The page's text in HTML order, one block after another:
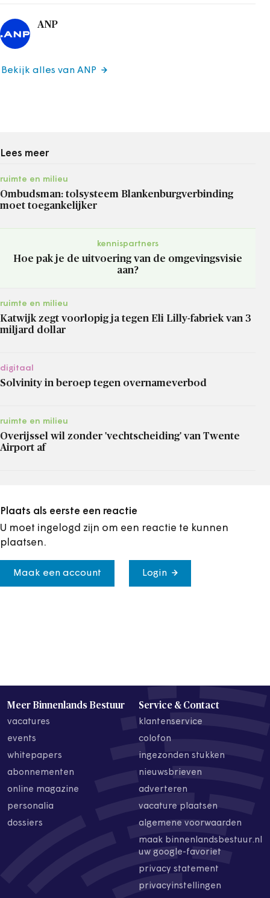
ANP
Bekijk alles van ANP
Lees meer
ruimte en milieu
Ombudsman: tolsysteem Blankenburgverbinding
moet toegankelijker
kennispartners
Hoe pak je de uitvoering van de omgevingsvisie
aan?
ruimte en milieu
Katwijk zegt voorlopig ja tegen Eli Lilly-fabriek van 3
miljard dollar
digitaal
Solvinity in beroep tegen overnameverbod
ruimte en milieu
Overijssel wil zonder 'vechtscheiding' van Twente
Airport af
Plaats als eerste een reactie
U moet ingelogd zijn om een reactie te kunnen
plaatsen.
Maak een account Login
Meer Binnenlands Bestuur
vacatures
events
whitepapers
abonnementen
online magazine
personalia
dossiers
Service & Contact
klantenservice
colofon
ingezonden stukken
nieuwsbrieven
adverteren
vacature plaatsen
algemene voorwaarden
maak binnenlandsbestuur.nl
uw google-favoriet
privacy statement
privacyinstellingen